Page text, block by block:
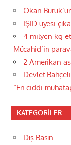
Okan
IŞİD üyesi
4 milyon kg
Mücahid’in
2 Amerikan
Devlet
“En ciddi
KATEGORILER
Dış Basın